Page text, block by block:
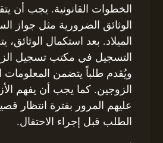
الخطوات القانونية. يجب أن
الوثائق الضرورية مثل جواز
الميلاد. بعد استكمال الوثائق،
التسجيل في مكتب تسجيل
ويُقدم طلباً يتضمن المعلومات
الزوجين. كما يجب أن يفهم
عليهم المرور بفترة انتظار
الطلب قبل إجراء الاحتفال.